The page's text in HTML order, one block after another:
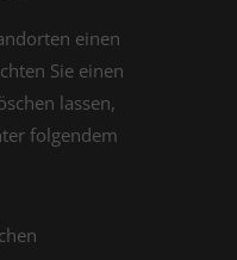
einen
Sie einen
lassen,
folgendem